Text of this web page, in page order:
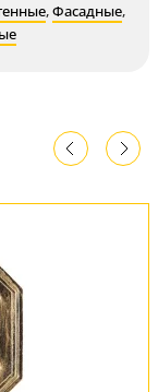
,Фасадные,